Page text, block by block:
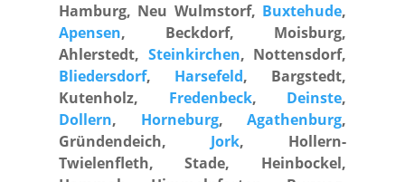
Hamburg, Neu Wulmstorf, Buxtehude,
Apensen, Beckdorf, Moisburg,
Ahlerstedt, Steinkirchen, Nottensdorf,
Bliedersdorf, Harsefeld, Bargstedt,
Kutenholz, Fredenbeck, Deinste,
Dollern, Horneburg,Agathenburg,
Gründendeich, Jork, Hollern-
Twielenfleth, Stade, Heinbockel,